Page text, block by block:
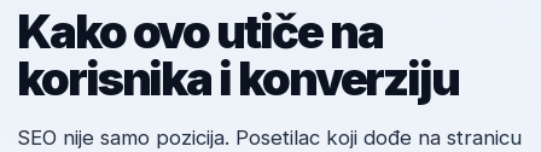
Kako ovo utiče na
korisnika i konverziju
SEO nije samo pozicija. Posetilac koji dođe na stranicu